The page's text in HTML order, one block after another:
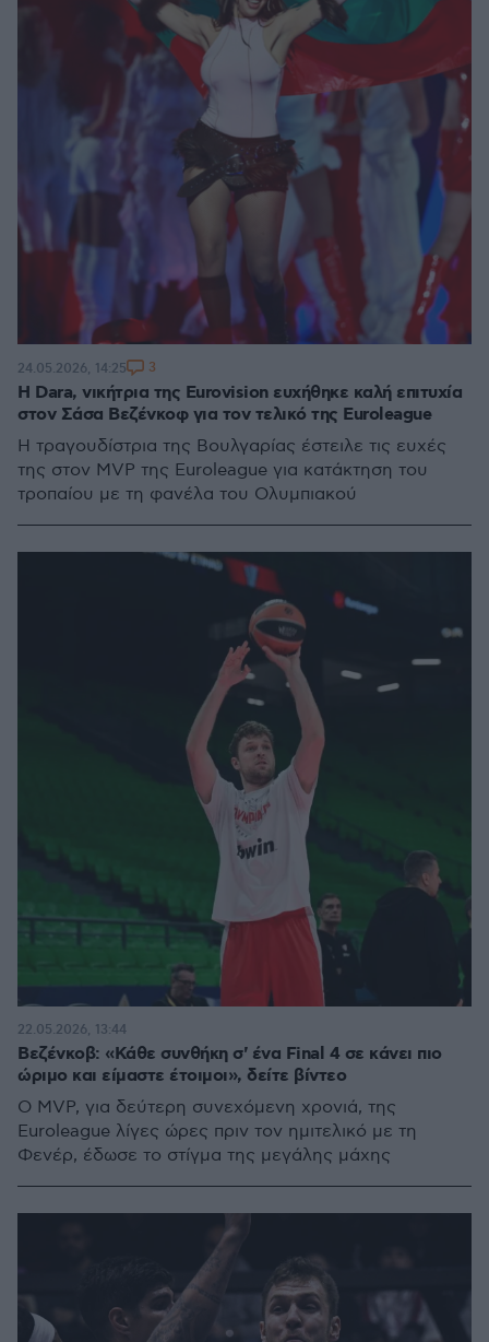
Η Dara, νικήτρια της Eurovision ευχήθηκε καλή επιτυχία
στον Σάσα Βεζένκοφ για τον τελικό της Euroleague
Η τραγουδίστρια της Βουλγαρίας έστειλε τις ευχές
της στον ΜVP της Euroleague για κατάκτηση του
τροπαίου με τη φανέλα του Ολυμπιακού
24.05.2026, 14:25 3
Βεζένκοβ: «Κάθε συνθήκη σ' ένα Final 4 σε κάνει πιο
ώριμο και είμαστε έτοιμοι», δείτε βίντεο
Ο MVP, για δεύτερη συνεχόμενη χρονιά, της
Euroleague λίγες ώρες πριν τον ημιτελικό με τη
Φενέρ, έδωσε το στίγμα της μεγάλης μάχης
22.05.2026, 13:44